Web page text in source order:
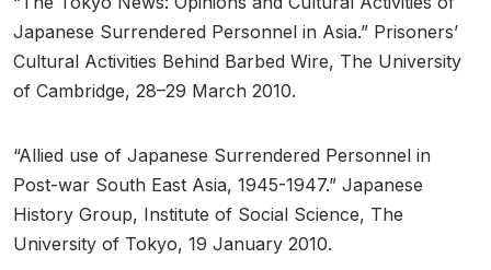
Japanese Surrendered Personnel in Asia.” Prisoners’
Cultural Activities Behind Barbed Wire, The University
of Cambridge, 28–29 March 2010.
“Allied use of Japanese Surrendered Personnel in
Post-war South East Asia, 1945-1947.” Japanese
History Group, Institute of Social Science, The
University of Tokyo, 19 January 2010.